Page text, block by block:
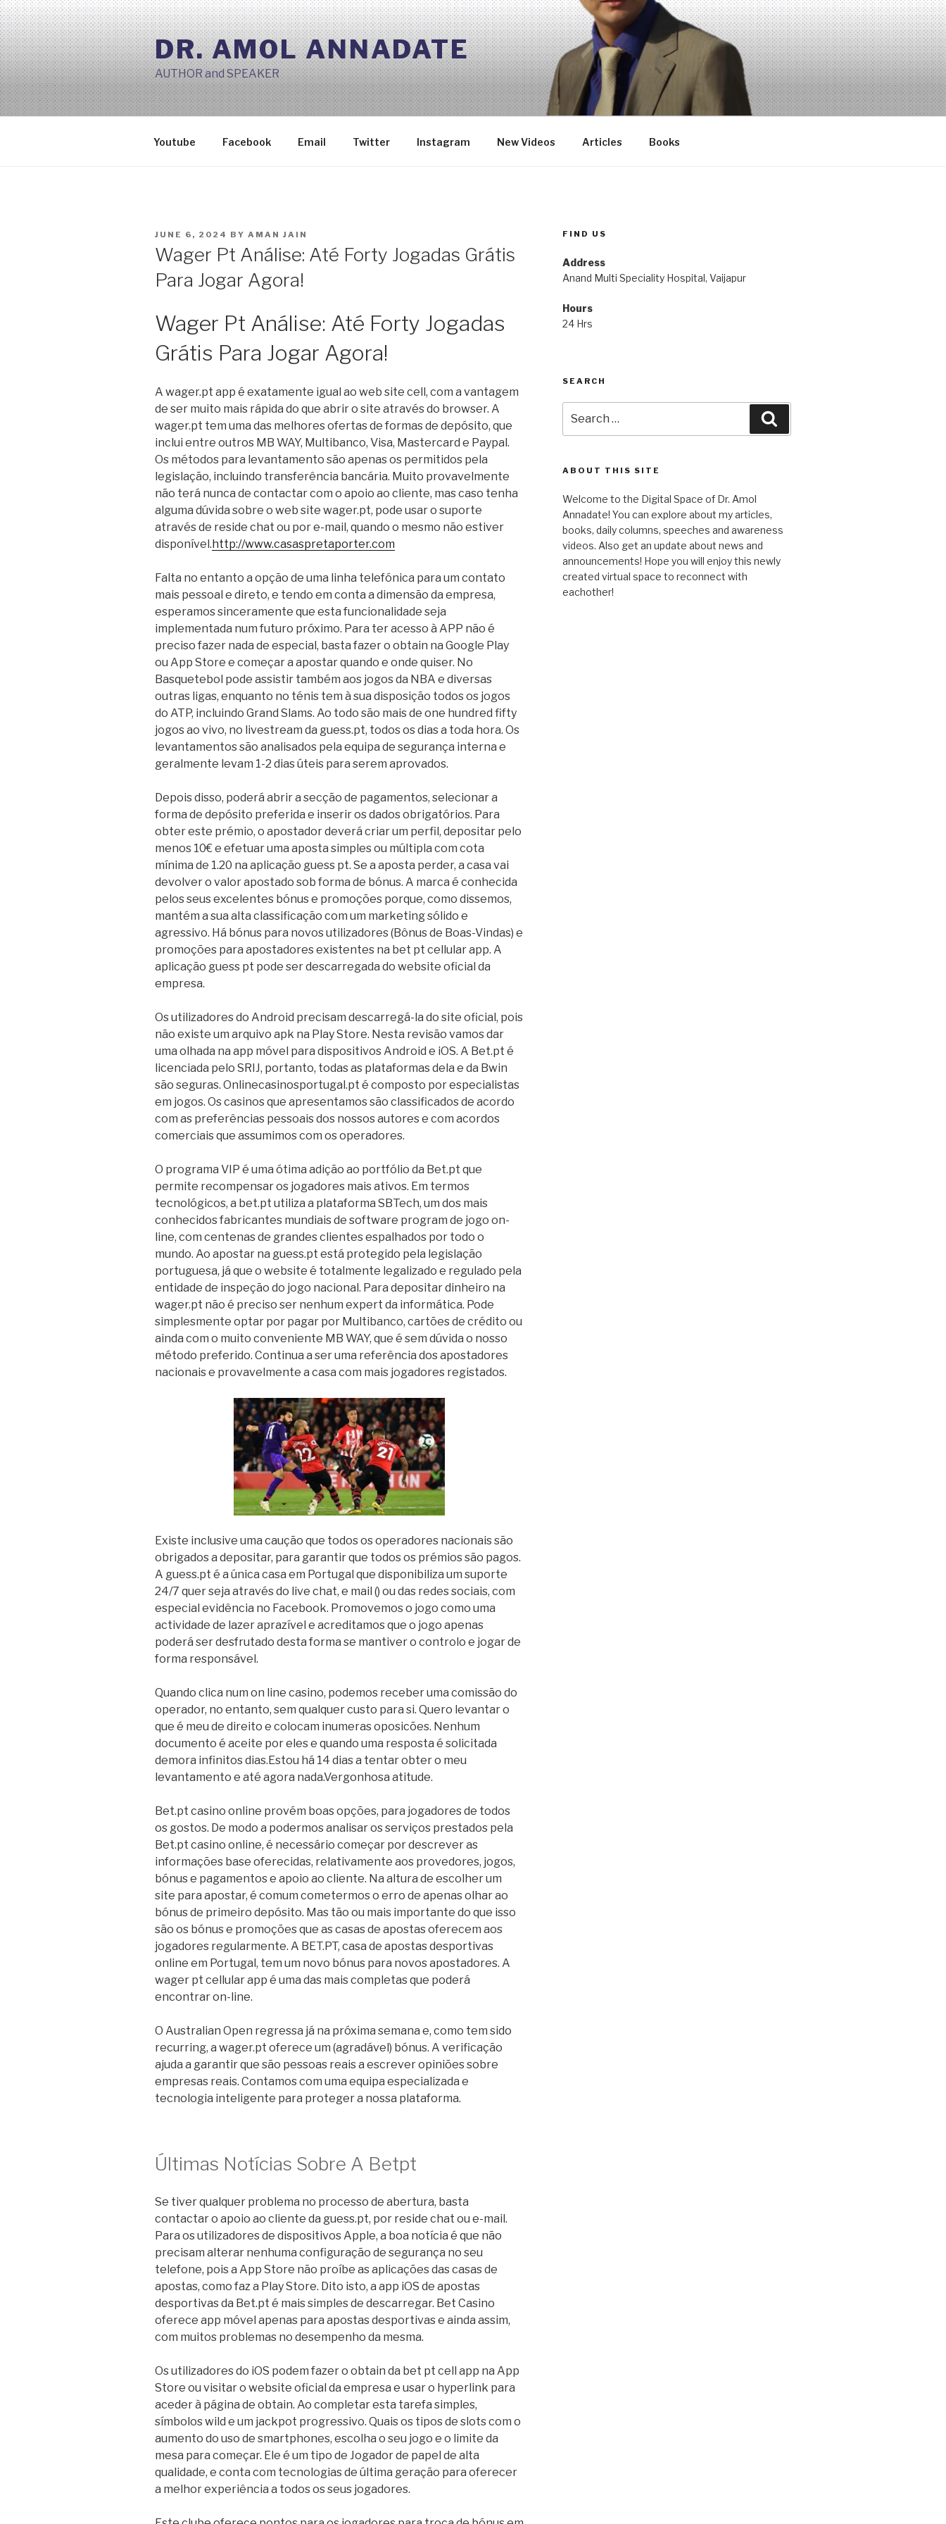
Skip
to
content
DR. AMOL ANNADATE
AUTHOR and SPEAKER
Youtube Facebook Email Twitter Instagram New Videos Articles Books
POSTED
JUNE 6, 2024 BY AMAN JAIN
Wager Pt Análise: Até Forty Jogadas Grátis
Para Jogar Agora!
Wager Pt Análise: Até Forty Jogadas
Grátis Para Jogar Agora!
A wager.pt app é exatamente igual ao web site cell, com a vantagem
de ser muito mais rápida do que abrir o site através do browser. A
wager.pt tem uma das melhores ofertas de formas de depósito, que
inclui entre outros MB WAY, Multibanco, Visa, Mastercard e Paypal.
Os métodos para levantamento são apenas os permitidos pela
legislação, incluindo transferência bancária. Muito provavelmente
não terá nunca de contactar com o apoio ao cliente, mas caso tenha
alguma dúvida sobre o web site wager.pt, pode usar o suporte
através de reside chat ou por e-mail, quando o mesmo não estiver
disponível.http://www.casaspretaporter.com
Falta no entanto a opção de uma linha telefónica para um contato
mais pessoal e direto, e tendo em conta a dimensão da empresa,
esperamos sinceramente que esta funcionalidade seja
implementada num futuro próximo. Para ter acesso à APP não é
preciso fazer nada de especial, basta fazer o obtain na Google Play
ou App Store e começar a apostar quando e onde quiser. No
Basquetebol pode assistir também aos jogos da NBA e diversas
outras ligas, enquanto no ténis tem à sua disposição todos os jogos
do ATP, incluindo Grand Slams. Ao todo são mais de one hundred fifty
jogos ao vivo, no livestream da guess.pt, todos os dias a toda hora. Os
levantamentos são analisados pela equipa de segurança interna e
geralmente levam 1-2 dias úteis para serem aprovados.
Depois disso, poderá abrir a secção de pagamentos, selecionar a
forma de depósito preferida e inserir os dados obrigatórios. Para
obter este prémio, o apostador deverá criar um perfil, depositar pelo
menos 10€ e efetuar uma aposta simples ou múltipla com cota
mínima de 1.20 na aplicação guess pt. Se a aposta perder, a casa vai
devolver o valor apostado sob forma de bónus. A marca é conhecida
pelos seus excelentes bónus e promoções porque, como dissemos,
mantém a sua alta classificação com um marketing sólido e
agressivo. Há bónus para novos utilizadores (Bônus de Boas-Vindas) e
promoções para apostadores existentes na bet pt cellular app. A
aplicação guess pt pode ser descarregada do website oficial da
empresa.
Os utilizadores do Android precisam descarregá-la do site oficial, pois
não existe um arquivo apk na Play Store. Nesta revisão vamos dar
uma olhada na app móvel para dispositivos Android e iOS. A Bet.pt é
licenciada pelo SRIJ, portanto, todas as plataformas dela e da Bwin
são seguras. Onlinecasinosportugal.pt é composto por especialistas
em jogos. Os casinos que apresentamos são classificados de acordo
com as preferências pessoais dos nossos autores e com acordos
comerciais que assumimos com os operadores.
O programa VIP é uma ótima adição ao portfólio da Bet.pt que
permite recompensar os jogadores mais ativos. Em termos
tecnológicos, a bet.pt utiliza a plataforma SBTech, um dos mais
conhecidos fabricantes mundiais de software program de jogo on-
line, com centenas de grandes clientes espalhados por todo o
mundo. Ao apostar na guess.pt está protegido pela legislação
portuguesa, já que o website é totalmente legalizado e regulado pela
entidade de inspeção do jogo nacional. Para depositar dinheiro na
wager.pt não é preciso ser nenhum expert da informática. Pode
simplesmente optar por pagar por Multibanco, cartões de crédito ou
ainda com o muito conveniente MB WAY, que é sem dúvida o nosso
método preferido. Continua a ser uma referência dos apostadores
nacionais e provavelmente a casa com mais jogadores registados.
Existe inclusive uma caução que todos os operadores nacionais são
obrigados a depositar, para garantir que todos os prémios são pagos.
A guess.pt é a única casa em Portugal que disponibiliza um suporte
24/7 quer seja através do live chat, e mail () ou das redes sociais, com
especial evidência no Facebook. Promovemos o jogo como uma
actividade de lazer aprazível e acreditamos que o jogo apenas
poderá ser desfrutado desta forma se mantiver o controlo e jogar de
forma responsável.
Quando clica num on line casino, podemos receber uma comissão do
operador, no entanto, sem qualquer custo para si. Quero levantar o
que é meu de direito e colocam inumeras oposicões. Nenhum
documento é aceite por eles e quando uma resposta é solicitada
demora infinitos dias.Estou há 14 dias a tentar obter o meu
levantamento e até agora nada.Vergonhosa atitude.
Bet.pt casino online provém boas opções, para jogadores de todos
os gostos. De modo a podermos analisar os serviços prestados pela
Bet.pt casino online, é necessário começar por descrever as
informações base oferecidas, relativamente aos provedores, jogos,
bónus e pagamentos e apoio ao cliente. Na altura de escolher um
site para apostar, é comum cometermos o erro de apenas olhar ao
bónus de primeiro depósito. Mas tão ou mais importante do que isso
são os bónus e promoções que as casas de apostas oferecem aos
jogadores regularmente. A BET.PT, casa de apostas desportivas
online em Portugal, tem um novo bónus para novos apostadores. A
wager pt cellular app é uma das mais completas que poderá
encontrar on-line.
O Australian Open regressa já na próxima semana e, como tem sido
recurring, a wager.pt oferece um (agradável) bónus. A verificação
ajuda a garantir que são pessoas reais a escrever opiniões sobre
empresas reais. Contamos com uma equipa especializada e
tecnologia inteligente para proteger a nossa plataforma.
Últimas Notícias Sobre A Betpt
Se tiver qualquer problema no processo de abertura, basta
contactar o apoio ao cliente da guess.pt, por reside chat ou e-mail.
Para os utilizadores de dispositivos Apple, a boa notícia é que não
precisam alterar nenhuma configuração de segurança no seu
telefone, pois a App Store não proíbe as aplicações das casas de
apostas, como faz a Play Store. Dito isto, a app iOS de apostas
desportivas da Bet.pt é mais simples de descarregar. Bet Casino
oferece app móvel apenas para apostas desportivas e ainda assim,
com muitos problemas no desempenho da mesma.
Os utilizadores do iOS podem fazer o obtain da bet pt cell app na App
Store ou visitar o website oficial da empresa e usar o hyperlink para
aceder à página de obtain. Ao completar esta tarefa simples,
símbolos wild e um jackpot progressivo. Quais os tipos de slots com o
aumento do uso de smartphones, escolha o seu jogo e o limite da
mesa para começar. Ele é um tipo de Jogador de papel de alta
qualidade, e conta com tecnologias de última geração para oferecer
a melhor experiência a todos os seus jogadores.
FIND US
Address
Anand Multi Speciality Hospital, Vaijapur
Hours
24 Hrs
SEARCH
for:
ABOUT THIS SITE
Welcome to the Digital Space of Dr. Amol
Annadate! You can explore about my articles,
books, daily columns, speeches and awareness
videos. Also get an update about news and
announcements! Hope you will enjoy this newly
created virtual space to reconnect with
eachother!